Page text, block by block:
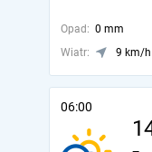
Opad: 0 mm
Wiatr:
9 km/h
06:00